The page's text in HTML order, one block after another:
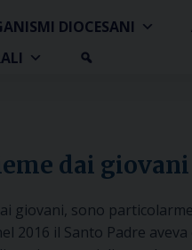
DIOCESANI
dai
giovani, sono
2016 il Santo Padre